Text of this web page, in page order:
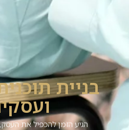
בניית
הגיע הזמן להכפיל את